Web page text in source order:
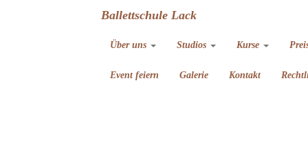
Ballettschule Lack
Über uns Studios Kurse
Event feiern Galerie Kontakt